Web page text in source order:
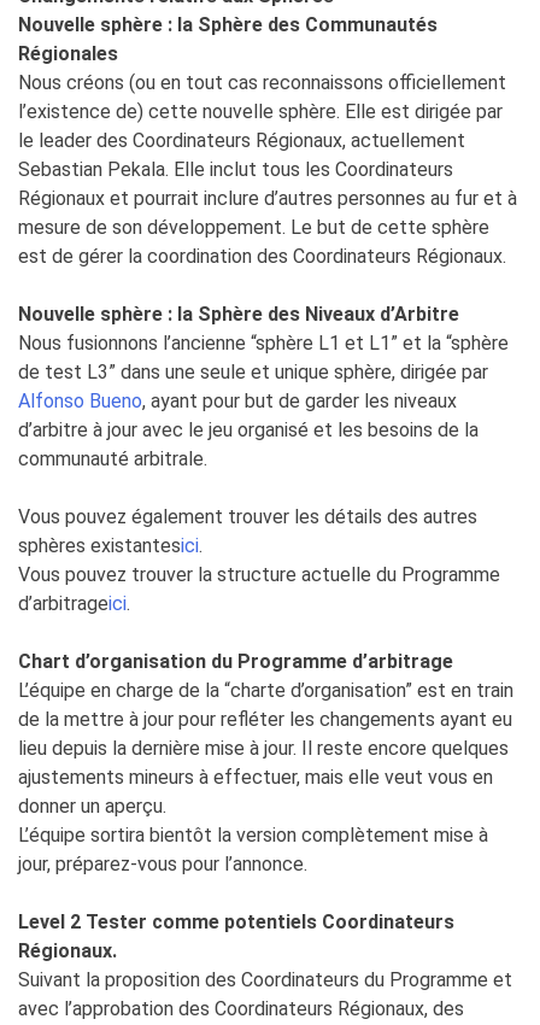
Nouvelle sphère : la Sphère des Communautés
Régionales
Nous créons (ou en tout cas reconnaissons officiellement
l’existence de) cette nouvelle sphère. Elle est dirigée par
le leader des Coordinateurs Régionaux, actuellement
Sebastian Pekala. Elle inclut tous les Coordinateurs
Régionaux et pourrait inclure d’autres personnes au fur et à
mesure de son développement. Le but de cette sphère
est de gérer la coordination des Coordinateurs Régionaux.
Nouvelle sphère : la Sphère des Niveaux d’Arbitre
Nous fusionnons l’ancienne “sphère L1 et L1” et la “sphère
de test L3” dans une seule et unique sphère, dirigée par
Alfonso Bueno, ayant pour but de garder les niveaux
d’arbitre à jour avec le jeu organisé et les besoins de la
communauté arbitrale.
Vous pouvez également trouver les détails des autres
sphères existantesici.
Vous pouvez trouver la structure actuelle du Programme
d’arbitrageici.
Chart d’organisation du Programme d’arbitrage
L’équipe en charge de la “charte d’organisation” est en train
de la mettre à jour pour refléter les changements ayant eu
lieu depuis la dernière mise à jour. Il reste encore quelques
ajustements mineurs à effectuer, mais elle veut vous en
donner un aperçu.
L’équipe sortira bientôt la version complètement mise à
jour, préparez-vous pour l’annonce.
Level 2 Tester comme potentiels Coordinateurs
Régionaux.
Suivant la proposition des Coordinateurs du Programme et
avec l’approbation des Coordinateurs Régionaux, des